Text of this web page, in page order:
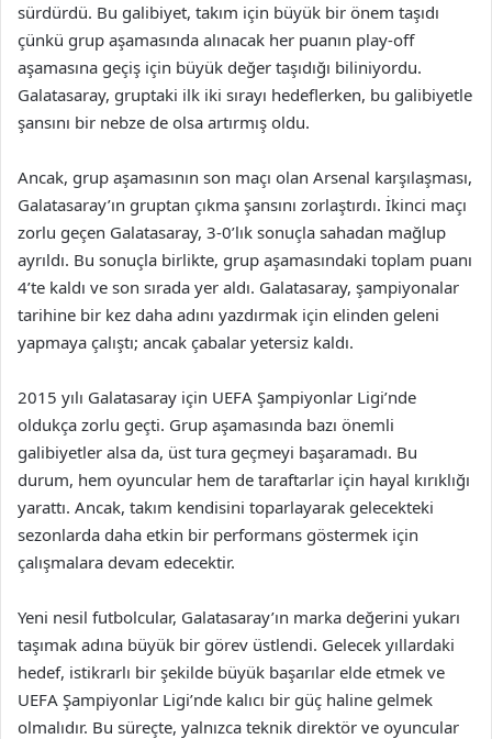
sürdürdü. Bu galibiyet, takım için büyük bir önem taşıdı
çünkü grup aşamasında alınacak her puanın play-off
aşamasına geçiş için büyük değer taşıdığı biliniyordu.
Galatasaray, gruptaki ilk iki sırayı hedeflerken, bu galibiyetle
şansını bir nebze de olsa artırmış oldu.
Ancak, grup aşamasının son maçı olan Arsenal karşılaşması,
Galatasaray’ın gruptan çıkma şansını zorlaştırdı. İkinci maçı
zorlu geçen Galatasaray, 3-0’lık sonuçla sahadan mağlup
ayrıldı. Bu sonuçla birlikte, grup aşamasındaki toplam puanı
4’te kaldı ve son sırada yer aldı. Galatasaray, şampiyonalar
tarihine bir kez daha adını yazdırmak için elinden geleni
yapmaya çalıştı; ancak çabalar yetersiz kaldı.
2015 yılı Galatasaray için UEFA Şampiyonlar Ligi’nde
oldukça zorlu geçti. Grup aşamasında bazı önemli
galibiyetler alsa da, üst tura geçmeyi başaramadı. Bu
durum, hem oyuncular hem de taraftarlar için hayal kırıklığı
yarattı. Ancak, takım kendisini toparlayarak gelecekteki
sezonlarda daha etkin bir performans göstermek için
çalışmalara devam edecektir.
Yeni nesil futbolcular, Galatasaray’ın marka değerini yukarı
taşımak adına büyük bir görev üstlendi. Gelecek yıllardaki
hedef, istikrarlı bir şekilde büyük başarılar elde etmek ve
UEFA Şampiyonlar Ligi’nde kalıcı bir güç haline gelmek
olmalıdır. Bu süreçte, yalnızca teknik direktör ve oyuncular